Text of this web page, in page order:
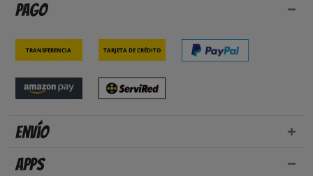
Pago
Transferencia Tarjeta de crédito
Envío
Apps